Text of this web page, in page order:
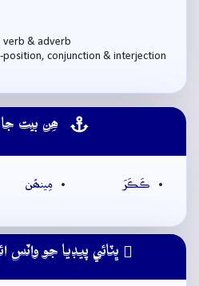
verb & adverb
conjunction & interjection
ھِن بيت جا
ڪَڪَرَ مِينھُن
ڀٽائي پيڊيا جو واٽس